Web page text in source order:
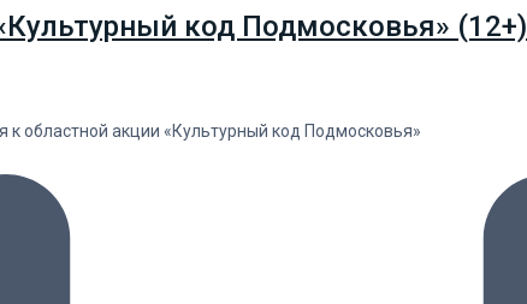
код Подмосковья» (12+)
к областной акции «Культурный код Подмосковья»